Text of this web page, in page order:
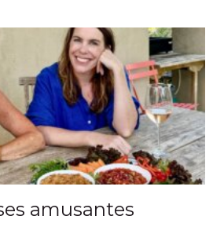
amusantes